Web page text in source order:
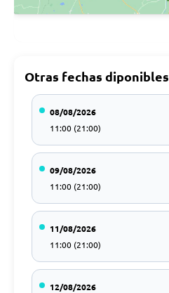
Otras fechas diponibles
08/08/2026
11:00 (21:00)
09/08/2026
11:00 (21:00)
11/08/2026
11:00 (21:00)
12/08/2026